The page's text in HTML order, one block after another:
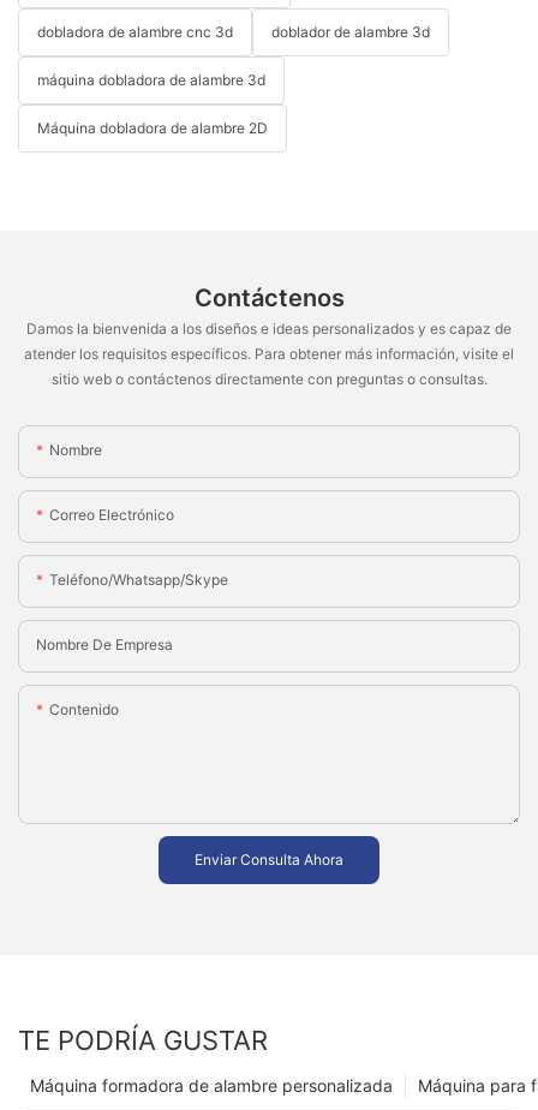
dobladora de alambre cnc 3d doblador de alambre 3d
máquina dobladora de alambre 3d
Máquina dobladora de alambre 2D
Contáctenos
Damos la bienvenida a los diseños e ideas personalizados y es capaz de
atender los requisitos específicos. Para obtener más información, visite el
sitio web o contáctenos directamente con preguntas o consultas.
Nombre
Correo Electrónico
Teléfono/whatsapp/skype
Nombre De Empresa
Contenido
Enviar Consulta Ahora
TE PODRÍA GUSTAR
Máquina para
Máquina formadora de alambre personalizada